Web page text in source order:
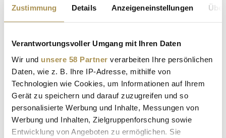
Zustimmung Details Anzeigeneinstellungen
Verantwortungsvoller Umgang mit Ihren Daten
Wir und unsere 58 Partner verarbeiten Ihre persönlichen
Daten, wie z. B. Ihre IP-Adresse, mithilfe von
Technologien wie Cookies, um Informationen auf Ihrem
Gerät zu speichern und darauf zuzugreifen und so
personalisierte Werbung und Inhalte, Messungen von
Werbung und Inhalten, Zielgruppenforschung sowie
Entwicklung von Angeboten zu ermöglichen. Sie